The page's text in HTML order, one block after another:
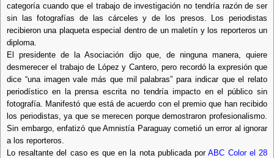
categoría cuando que el trabajo de investigación no tendría razón de ser
sin las fotografías de las cárceles y de los presos. Los periodistas
recibieron una plaqueta especial dentro de un maletín y los reporteros un
diploma.
El presidente de la Asociación dijo que, de ninguna manera, quiere
desmerecer el trabajo de López y Cantero, pero recordó la expresión que
dice “una imagen vale más que mil palabras” para indicar que el relato
periodístico en la prensa escrita no tendría impacto en el público sin
fotografía. Manifestó que está de acuerdo con el premio que han recibido
los periodistas, ya que se merecen porque demostraron profesionalismo.
Sin embargo, enfatizó que Amnistía Paraguay cometió un error al ignorar
a los reporteros.
Lo resaltante del caso es que en la nota publicada porABC Color el 28